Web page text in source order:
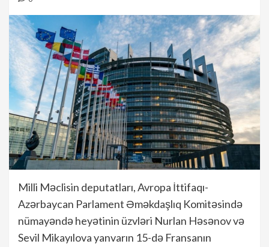
Milli Məclisin deputatları, Avropa İttifaqı-
Azərbaycan Parlament Əməkdaşlıq Komitəsində
nümayəndə heyətinin üzvləri Nurlan Həsənov və
Sevil Mikayılova yanvarın 15-də Fransanın